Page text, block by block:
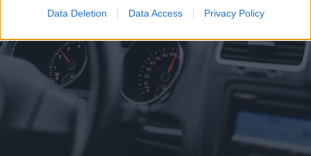
Data Deletion Data Access Privacy Policy